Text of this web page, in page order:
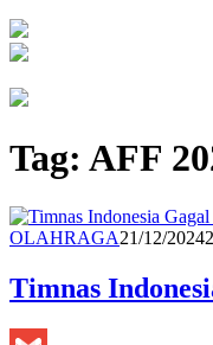
Tag: AFF
OLAHRAGARedaksi
21/12/2024
Timnas